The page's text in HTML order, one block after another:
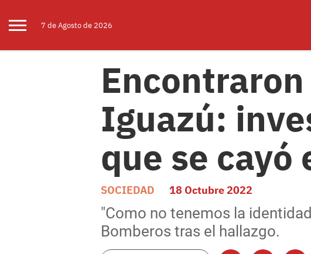
7 deAgostode 2026
Iguazú:
que se cayó
SOCIEDAD 18 Octubre 2022
"Como no tenemos la
Bomberos tras el hallazgo.